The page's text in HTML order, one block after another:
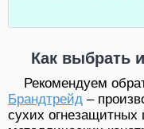
Как выбрать
Рекомендуем
Брандтрейд –
сухих огнезащитных